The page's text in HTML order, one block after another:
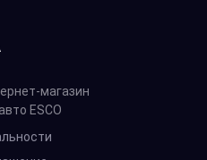
магазин
ESCO